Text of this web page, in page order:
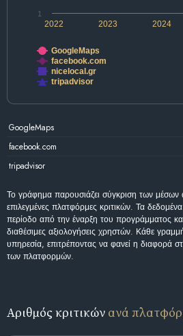
2022 2024
2023
1
GoogleMaps
facebook.com
nicelocal.gr
tripadvisor
GoogleMaps
facebook.com
tripadvisor
Το γράφημα παρουσιάζει σύγκριση των μέσων
επιλεγμένες πλατφόρμες κριτικών. Τα
περίοδο από την έναρξη του προγράμματος
διαθέσιμες αξιολογήσεις χρηστών. Κάθε γραμμή
υπηρεσία, επιτρέποντας να φανεί η διαφορά
των πλατφορμών.
Αριθμός κριτικών ανά